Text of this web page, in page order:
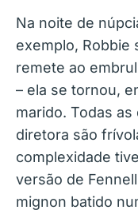
Na noite de
exemplo, Robbie
remete ao
– ela se tornou,
marido. Todas
diretora são
complexidade
versão de
mignon batido